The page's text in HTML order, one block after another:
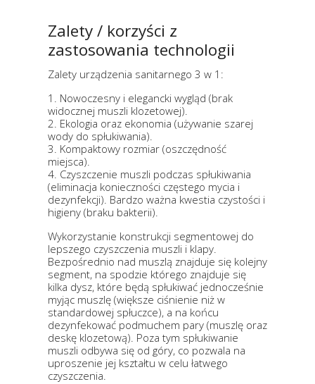
Zalety / korzyści z
zastosowania technologii
Zalety urządzenia sanitarnego 3 w 1:
1. Nowoczesny i elegancki wygląd (brak
widocznej muszli klozetowej).
2. Ekologia oraz ekonomia (używanie szarej
wody do spłukiwania).
3. Kompaktowy rozmiar (oszczędność
miejsca).
4. Czyszczenie muszli podczas spłukiwania
(eliminacja konieczności częstego mycia i
dezynfekcji). Bardzo ważna kwestia czystości i
higieny (braku bakterii).
Wykorzystanie konstrukcji segmentowej do
lepszego czyszczenia muszli i klapy.
Bezpośrednio nad muszlą znajduje się kolejny
segment, na spodzie którego znajduje się
kilka dysz, które będą spłukiwać jednocześnie
myjąc muszlę (większe ciśnienie niż w
standardowej spłuczce), a na końcu
dezynfekować podmuchem pary (muszlę oraz
deskę klozetową). Poza tym spłukiwanie
muszli odbywa się od góry, co pozwala na
uproszenie jej kształtu w celu łatwego
czyszczenia.